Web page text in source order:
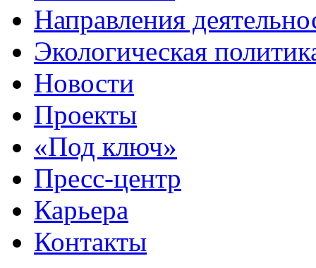
Направления
Экологическая
Новости
Проекты
«Под ключ»
Пресс-центр
Карьера
Контакты